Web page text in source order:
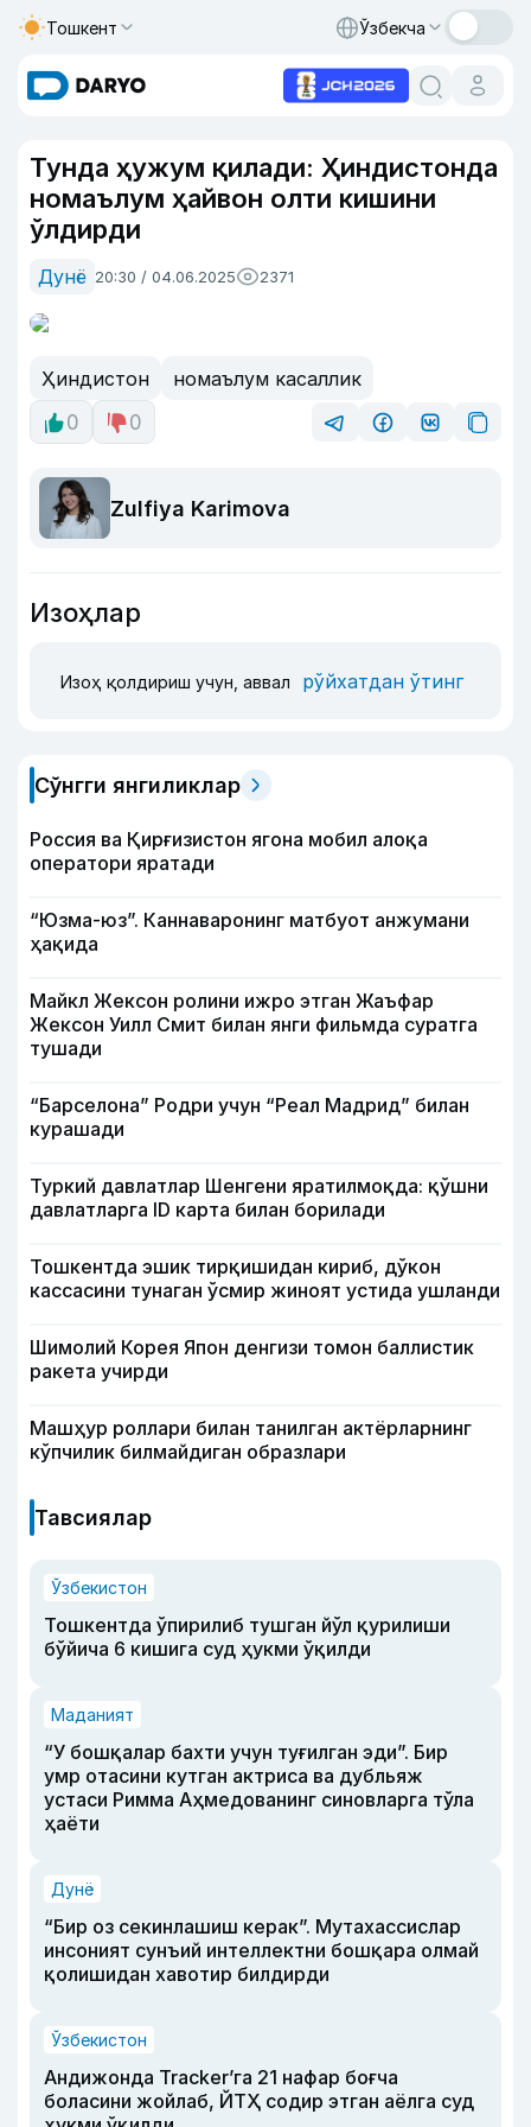
Тошкент Ўзбекча
Тунда ҳужум қилади: Ҳиндистонда
номаълум ҳайвон олти кишини
ўлдирди
Дунё 20:30 / 04.06.2025 2371
Ҳиндистон
номаълум касаллик
0
0
Zulfiya Karimova
Изоҳлар
Изоҳ қолдириш учун, аввал рўйхатдан ўтинг
Сўнгги янгиликлар
Россия ва Қирғизистон ягона мобил алоқа
оператори яратади
“Юзма-юз”. Каннаваронинг матбуот анжумани
ҳақида
Майкл Жексон ролини ижро этган Жаъфар
Жексон Уилл Смит билан янги фильмда суратга
тушади
“Барселона” Родри учун “Реал Мадрид” билан
курашади
Туркий давлатлар Шенгени яратилмоқда: қўшни
давлатларга ID карта билан борилади
Тошкентда эшик тирқишидан кириб, дўкон
кассасини тунаган ўсмир жиноят устида ушланди
Шимолий Корея Япон денгизи томон баллистик
ракета учирди
Машҳур роллари билан танилган актёрларнинг
кўпчилик билмайдиган образлари
Тавсиялар
Ўзбекистон
Тошкентда ўпирилиб тушган йўл қурилиши
бўйича 6 кишига суд ҳукми ўқилди
Маданият
“У бошқалар бахти учун туғилган эди”. Бир
умр отасини кутган актриса ва дубльяж
устаси Римма Аҳмедованинг синовларга тўла
ҳаёти
Дунё
“Бир оз секинлашиш керак”. Мутахассислар
инсоният сунъий интеллектни бошқара олмай
қолишидан хавотир билдирди
Ўзбекистон
Андижонда Tracker’га 21 нафар боғча
боласини жойлаб, ЙТҲ содир этган аёлга суд